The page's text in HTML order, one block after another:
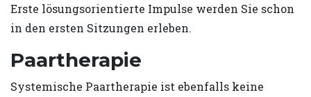
Erste lösungsorientierte Impulse werden Sie schon
in den ersten Sitzungen erleben.
Paartherapie
Systemische Paartherapie ist ebenfalls keine